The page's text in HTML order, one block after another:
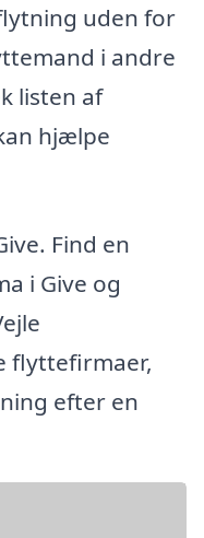
uden for
i andre
listen af
hjælpe
Find en
i Give og
flyttefirmaer,
efter en